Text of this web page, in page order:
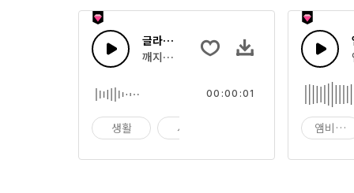
글라스 터치 50
깨지는 유리, 여러 개의 유리잔과 딸랑거리는
생활 시계
00:00:01
앰비언